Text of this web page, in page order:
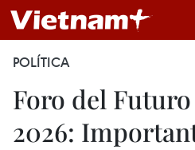
POLÍTICA
Foro del Futuro
2026: